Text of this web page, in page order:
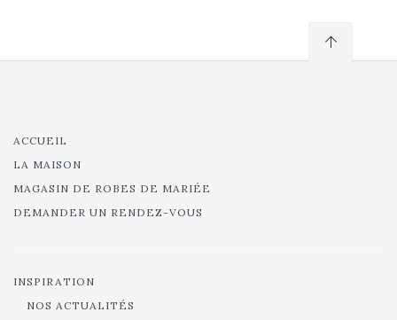
ACCUEIL
LA MAISON
MAGASIN DE ROBES DE MARIÉE
DEMANDER UN RENDEZ-VOUS
INSPIRATION
NOS ACTUALITÉS